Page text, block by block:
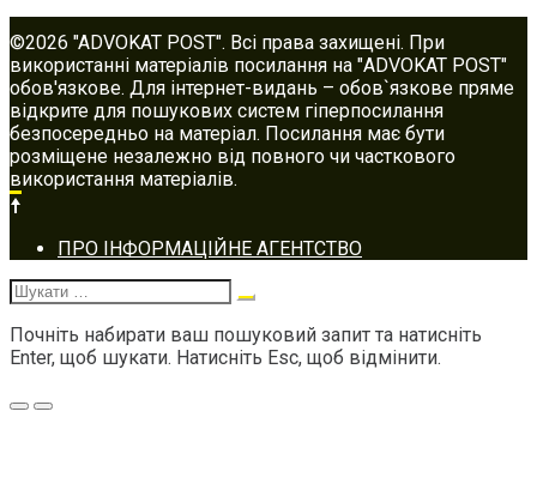
©2026 "ADVOKAT POST". Всі права захищені. При
використанні матеріалів посилання на "ADVOKAT POST"
обов'язкове. Для інтернет-видань – обов`язкове пряме
відкрите для пошукових систем гіперпосилання
безпосередньо на матеріал. Посилання має бути
розміщене незалежно від повного чи часткового
використання матеріалів.
Footer
navigation
ПРО ІНФОРМАЦІЙНЕ АГЕНТСТВО
Шукати:
Почніть набирати ваш пошуковий запит та натисніть
Enter, щоб шукати. Натисніть Esc, щоб відмінити.
Меню